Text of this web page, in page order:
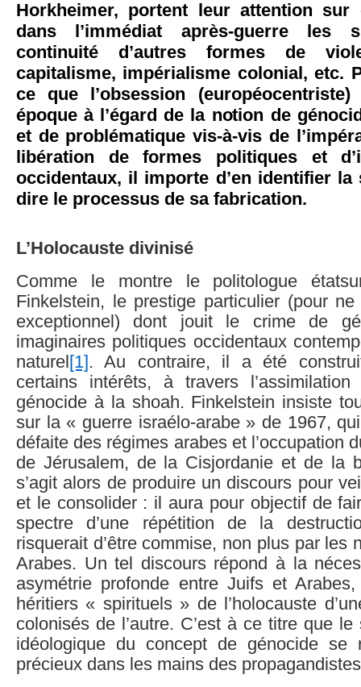
Horkheimer, portent leur attention sur
dans l’immédiat après-guerre les
continuité d’autres formes de
capitalisme, impérialisme colonial, etc.
ce que l’obsession (européocentriste)
époque à l’égard de la notion de
et de problématique vis-à-vis de
libération de formes politiques et
occidentaux, il importe d’en identifier la
dire le processus de sa fabrication.
L’Holocauste divinisé
Comme le montre le politologue
Finkelstein, le prestige particulier (pour
exceptionnel) dont jouit le crime de
imaginaires politiques occidentaux
naturel [1] . Au contraire, il a été
certains intérêts, à travers
génocide à la shoah. Finkelstein insiste
sur la « guerre israélo-arabe » de 1967,
défaite des régimes arabes et l’occupation
de Jérusalem, de la Cisjordanie et de la
s’agit alors de produire un discours pour
et le consolider : il aura pour objectif de
spectre d’une répétition de la
risquerait d’être commise, non plus par les
Arabes. Un tel discours répond à la
asymétrie profonde entre Juifs et Arabes,
héritiers « spirituels » de l’holocauste
colonisés de l’autre. C’est à ce titre que le
idéologique du concept de génocide se
précieux dans les mains des